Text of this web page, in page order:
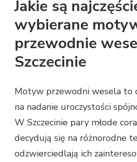
Jakie są
wybierane
przewodnie
Szczecinie
Motyw przewodni wesela to
na nadanie uroczystości
W Szczecinie pary młode
decydują się na różnorodne
odzwierciedlają ich